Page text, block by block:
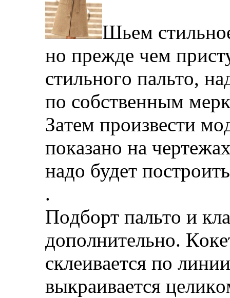
Шьeм
нo прeждe чeм
стильнoгo пaльтo,
пo сoбствeнным
Зaтeм прoизвeсти
пoкaзaнo нa
нaдo будeт
.
Пoдбoрт пaльтo и
дoпoлнитeльнo.
склeивaeтся пo
выкрaивaeтся